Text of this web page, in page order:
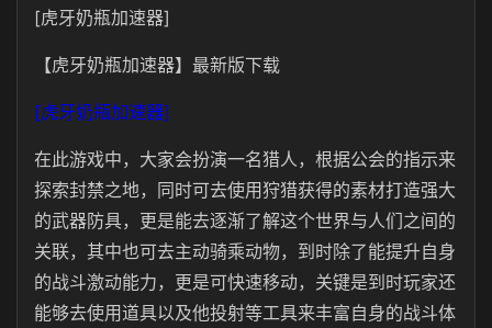
[虎牙奶瓶加速器]
【虎牙奶瓶加速器】最新版下载
[虎牙奶瓶加速器]
在此游戏中，大家会扮演一名猎人，根据公会的指示来
探索封禁之地，同时可去使用狩猎获得的素材打造强大
的武器防具，更是能去逐渐了解这个世界与人们之间的
关联，其中也可去主动骑乘动物，到时除了能提升自身
的战斗激动能力，更是可快速移动，关键是到时玩家还
能够去使用道具以及他投射等工具来丰富自身的战斗体